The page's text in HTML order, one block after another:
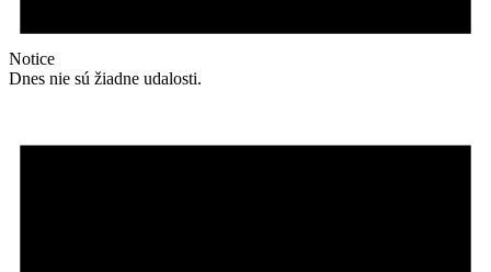
Notice
Dnes nie sú žiadne udalosti.